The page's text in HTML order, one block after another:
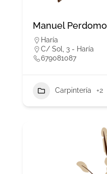
Manuel
Haría
C/ Sol, 3 - Haría
679081087
Carpintería +2